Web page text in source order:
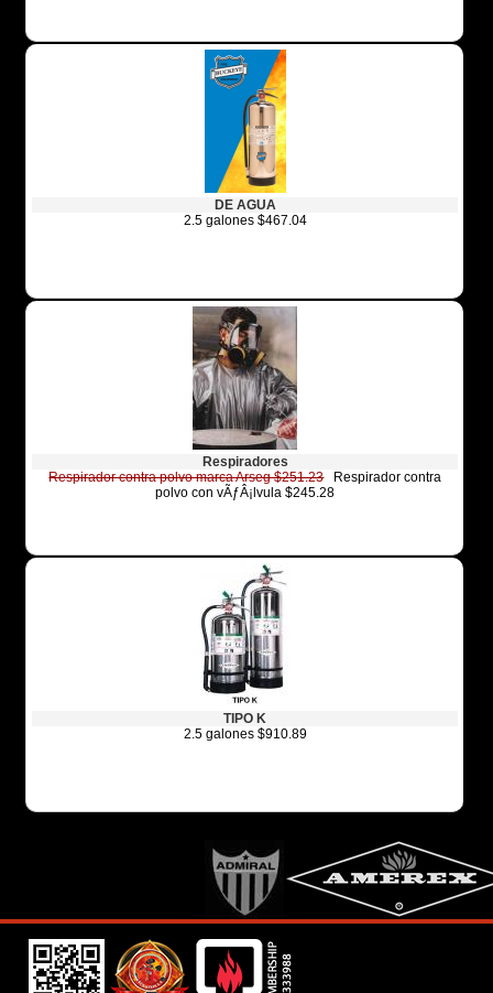
DE AGUA
2.5 galones $467.04
Respiradores
Respirador contra polvo marca Arseg $251.23Respirador contra
polvo con vÃƒÂ¡lvula $245.28
TIPO K
2.5 galones $910.89